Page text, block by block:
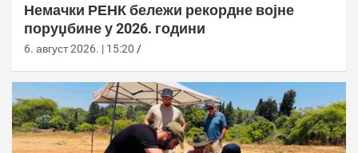
Немачки РЕНК бележи рекордне војне
поруџбине у 2026. години
6. август 2026. | 15:20